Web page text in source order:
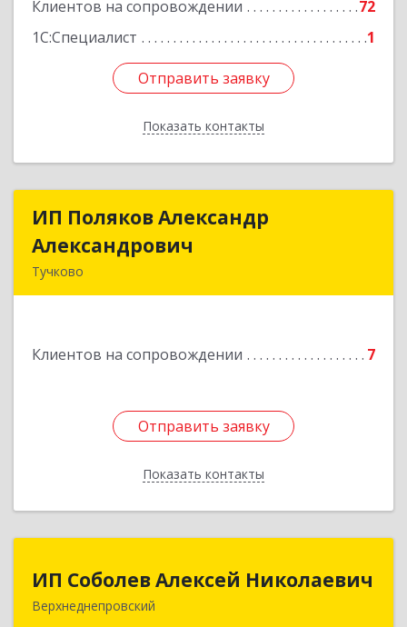
Клиентов на сопровождении
72
1С:Специалист
1
Отправить заявку
Показать контакты
Отправить заявку
Назад
ИП Поляков Александр
Александрович
Тучково
Клиентов на сопровождении 7
Отправить заявку
Показать контакты
ИП Поляков Александр
Подробнее
Отправить заявку
Назад
ИП Соболев Алексей Николаевич
Верхнеднепровский
ИП Соболев Алексей Николаевич